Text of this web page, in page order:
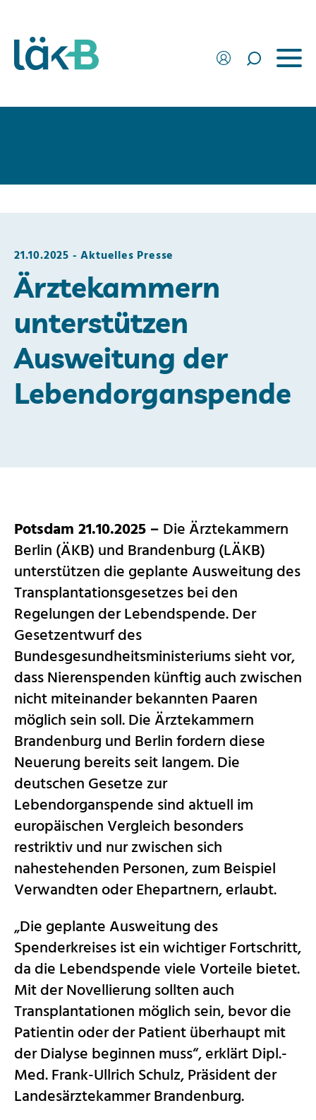
21.10.2025 Aktuelles Presse
Ärztekammern
unterstützen
Ausweitung der
Lebendorganspende
Potsdam 21.10.2025 – Die Ärztekammern
Berlin (ÄKB) und Brandenburg (LÄKB)
unterstützen die geplante Ausweitung des
Transplantationsgesetzes bei den
Regelungen der Lebendspende. Der
Gesetzentwurf des
Bundesgesundheitsministeriums sieht vor,
dass Nierenspenden künftig auch zwischen
nicht miteinander bekannten Paaren
möglich sein soll. Die Ärztekammern
Brandenburg und Berlin fordern diese
Neuerung bereits seit langem. Die
deutschen Gesetze zur
Lebendorganspende sind aktuell im
europäischen Vergleich besonders
restriktiv und nur zwischen sich
nahestehenden Personen, zum Beispiel
Verwandten oder Ehepartnern, erlaubt.
„Die geplante Ausweitung des
Spenderkreises ist ein wichtiger Fortschritt,
da die Lebendspende viele Vorteile bietet.
Mit der Novellierung sollten auch
Transplantationen möglich sein, bevor die
Patientin oder der Patient überhaupt mit
der Dialyse beginnen muss“, erklärt Dipl.-
Med. Frank-Ullrich Schulz, Präsident der
Landesärztekammer Brandenburg.